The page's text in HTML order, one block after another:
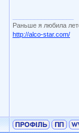
Раньше я любила
http://alco-star.com/